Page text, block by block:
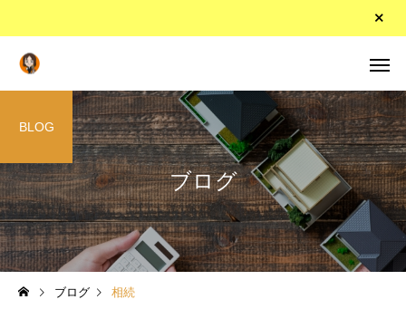
ブログ
BLOG
ブログ 相続